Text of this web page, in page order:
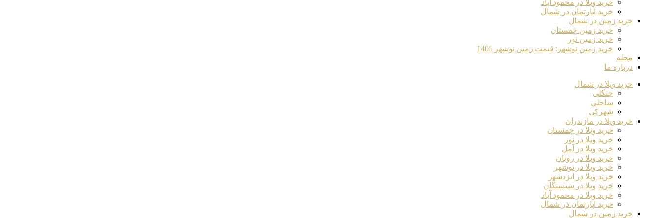
خرید ویلا در محمود آباد
خرید آپارتمان در شمال
خرید زمین در شمال
خرید زمین چمستان
خرید زمین نور
خرید زمین نوشهر: قیمت زمین نوشهر 1405
مجله
درباره ما
خرید ویلا در شمال
جنگلی
ساحلی
شهرکی
خرید ویلا در مازندران
خرید ویلا در چمستان
خرید ویلا در نور
خرید ویلا در آمل
خرید ویلا در رویان
خرید ویلا در نوشهر
خرید ویلا در ایزدشهر
خرید ویلا در سیسنگان
خرید ویلا در محمود آباد
خرید آپارتمان در شمال
خرید زمین در شمال